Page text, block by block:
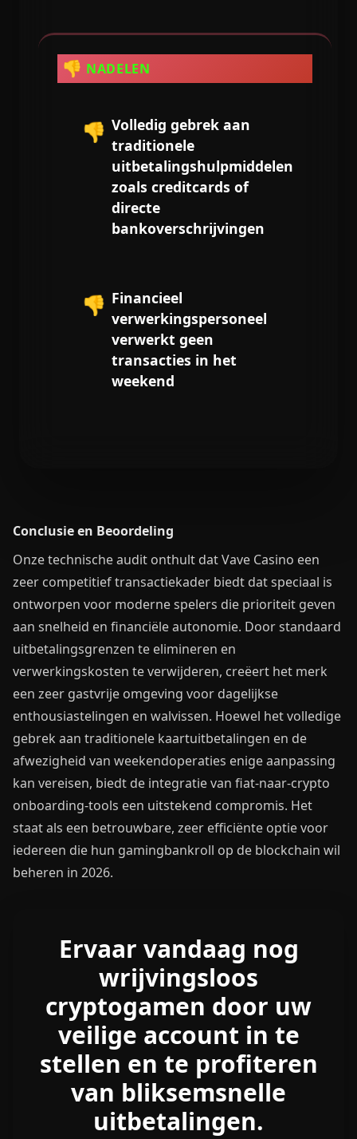
👎 NADELEN
👎 Volledig gebrek aan
traditionele
uitbetalingshulpmiddelen
zoals creditcards of
directe
bankoverschrijvingen
👎 Financieel
verwerkingspersoneel
verwerkt geen
transacties in het
weekend
Conclusie en Beoordeling
Onze technische audit onthult dat Vave Casino een
zeer competitief transactiekader biedt dat speciaal is
ontworpen voor moderne spelers die prioriteit geven
aan snelheid en financiële autonomie. Door standaard
uitbetalingsgrenzen te elimineren en
verwerkingskosten te verwijderen, creëert het merk
een zeer gastvrije omgeving voor dagelijkse
enthousiastelingen en walvissen. Hoewel het volledige
gebrek aan traditionele kaartuitbetalingen en de
afwezigheid van weekendoperaties enige aanpassing
kan vereisen, biedt de integratie van fiat-naar-crypto
onboarding-tools een uitstekend compromis. Het
staat als een betrouwbare, zeer efficiënte optie voor
iedereen die hun gamingbankroll op de blockchain wil
beheren in 2026.
Ervaar vandaag nog
wrijvingsloos
cryptogamen door uw
veilige account in te
stellen en te profiteren
van bliksemsnelle
uitbetalingen.